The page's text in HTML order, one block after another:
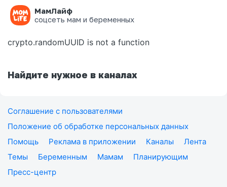
МамЛайф
соцсеть мам и беременных
Ошибка на странице
crypto.randomUUID is not a function
Найдите нужное в каналах
Соглашение с пользователями
Положение об обработке персональных данных
Помощь
Реклама в приложении Каналы
Лента
Темы
Беременным Мамам
Планирующим
Пресс-центр